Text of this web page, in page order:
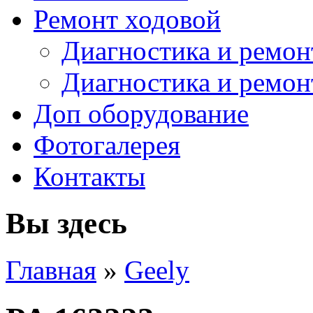
Ремонт ходовой
Диагностика и
Диагностика и
Доп оборудование
Фотогалерея
Контакты
Вы здесь
Главная » Geely